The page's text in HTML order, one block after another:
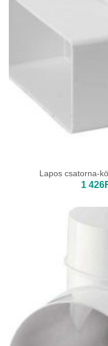
Lapos csatorna-
1 426